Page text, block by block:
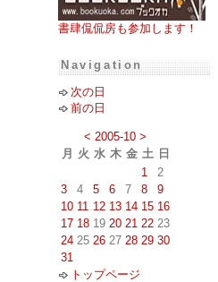
書肆侃侃房も参加します！
Navigation
次の日
前の日
< 2005-10 >
月
火 水 木 金 土 日
1
2
3
4 5 6 7 8
9
10 11 12 13 14 15 16
17 18 19 20 21 22 23
24 25 26 27 28 29 30
31
トップページ